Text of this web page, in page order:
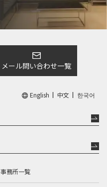
メール問い合わせ一覧
English 中文 한국어
事務所一覧